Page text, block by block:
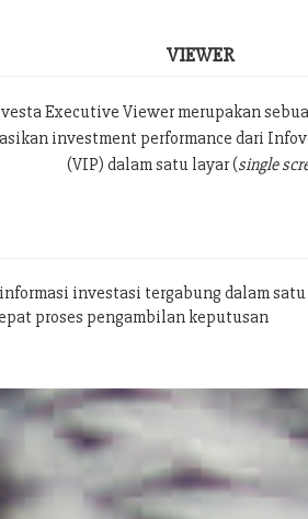
VIEWER
Executive Viewer merupakan
investment performance dari
(VIP) dalam satu layar (single
investasi tergabung dalam
proses pengambilan keputusan